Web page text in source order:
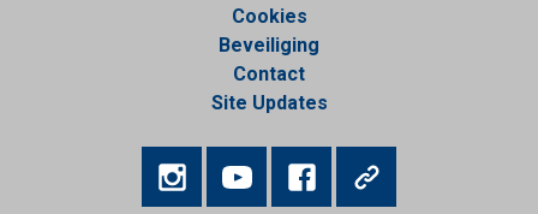
Cookies
Beveiliging
Contact
Site Updates